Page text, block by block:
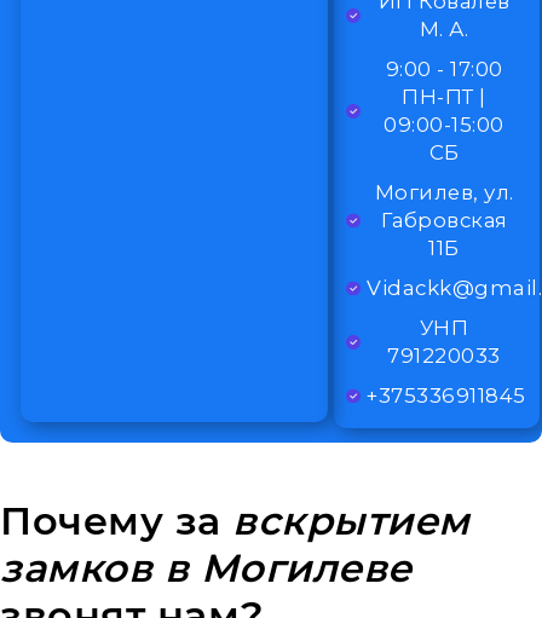
М. А.
9:00 - 17:00
ПН-ПТ |
09:00-15:00
СБ
Могилев, ул.
Габровская
11Б
УНП
791220033
+375336911845
Почему за вскрытием
замков в Могилеве